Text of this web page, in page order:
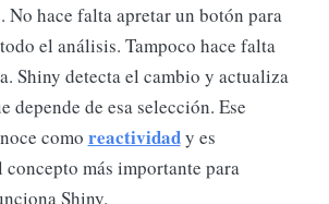
No hace falta apretar un botón para
el análisis. Tampoco hace falta
Shiny detecta el cambio y actualiza
depende de esa selección. Ese
como reactividady es
más importante para
Shiny.